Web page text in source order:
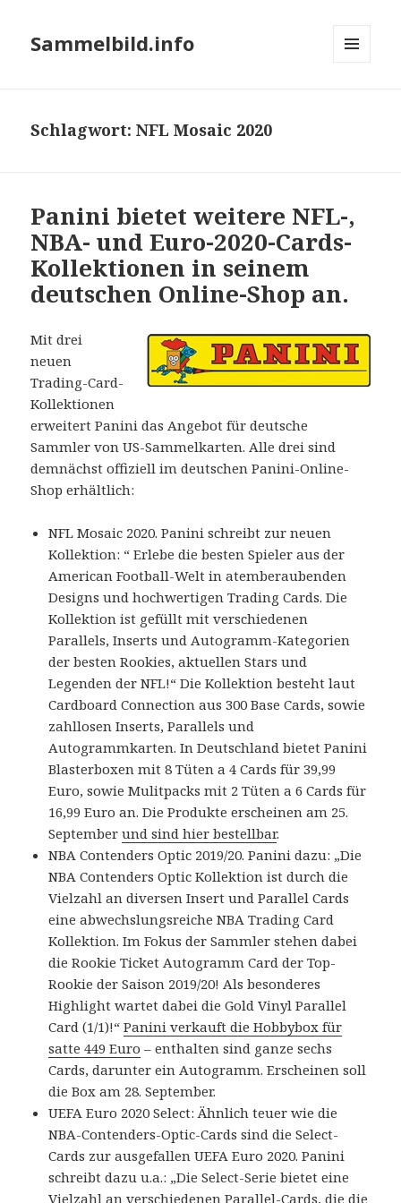
Sammelbild.info
Schlagwort:NFL Mosaic 2020
Panini bietet weitere NFL-,
NBA- und Euro-2020-Cards-
Kollektionen in seinem
deutschen Online-Shop an.
Mit drei
neuen
Trading-Card-
Kollektionen
erweitert Panini das Angebot für deutsche
Sammler von US-Sammelkarten. Alle drei sind
demnächst offiziell im deutschen Panini-Online-
Shop erhältlich:
NFL Mosaic 2020. Panini schreibt zur neuen
Kollektion: “ Erlebe die besten Spieler aus der
American Football-Welt in atemberaubenden
Designs und hochwertigen Trading Cards. Die
Kollektion ist gefüllt mit verschiedenen
Parallels, Inserts und Autogramm-Kategorien
der besten Rookies, aktuellen Stars und
Legenden der NFL!“ Die Kollektion besteht laut
Cardboard Connection aus 300 Base Cards, sowie
zahllosen Inserts, Parallels und
Autogrammkarten. In Deutschland bietet Panini
Blasterboxen mit 8 Tüten a 4 Cards für 39,99
Euro, sowie Mulitpacks mit 2 Tüten a 6 Cards für
16,99 Euro an. Die Produkte erscheinen am 25.
Septemberund sind hier bestellbar.
NBA Contenders Optic 2019/20. Panini dazu: „Die
NBA Contenders Optic Kollektion ist durch die
Vielzahl an diversen Insert und Parallel Cards
eine abwechslungsreiche NBA Trading Card
Kollektion. Im Fokus der Sammler stehen dabei
die Rookie Ticket Autogramm Card der Top-
Rookie der Saison 2019/20! Als besonderes
Highlight wartet dabei die Gold Vinyl Parallel
Card (1/1)!“Panini verkauft die Hobbybox für
satte 449 Euro – enthalten sind ganze sechs
Cards, darunter ein Autogramm. Erscheinen soll
die Box am 28. September.
UEFA Euro 2020 Select: Ähnlich teuer wie die
NBA-Contenders-Optic-Cards sind die Select-
Cards zur ausgefallen UEFA Euro 2020. Panini
schreibt dazu u.a.: „Die Select-Serie bietet eine
Vielzahl an verschiedenen Parallel-Cards, die die